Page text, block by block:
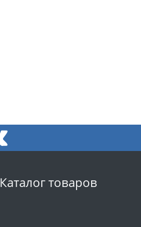
Каталог товаров